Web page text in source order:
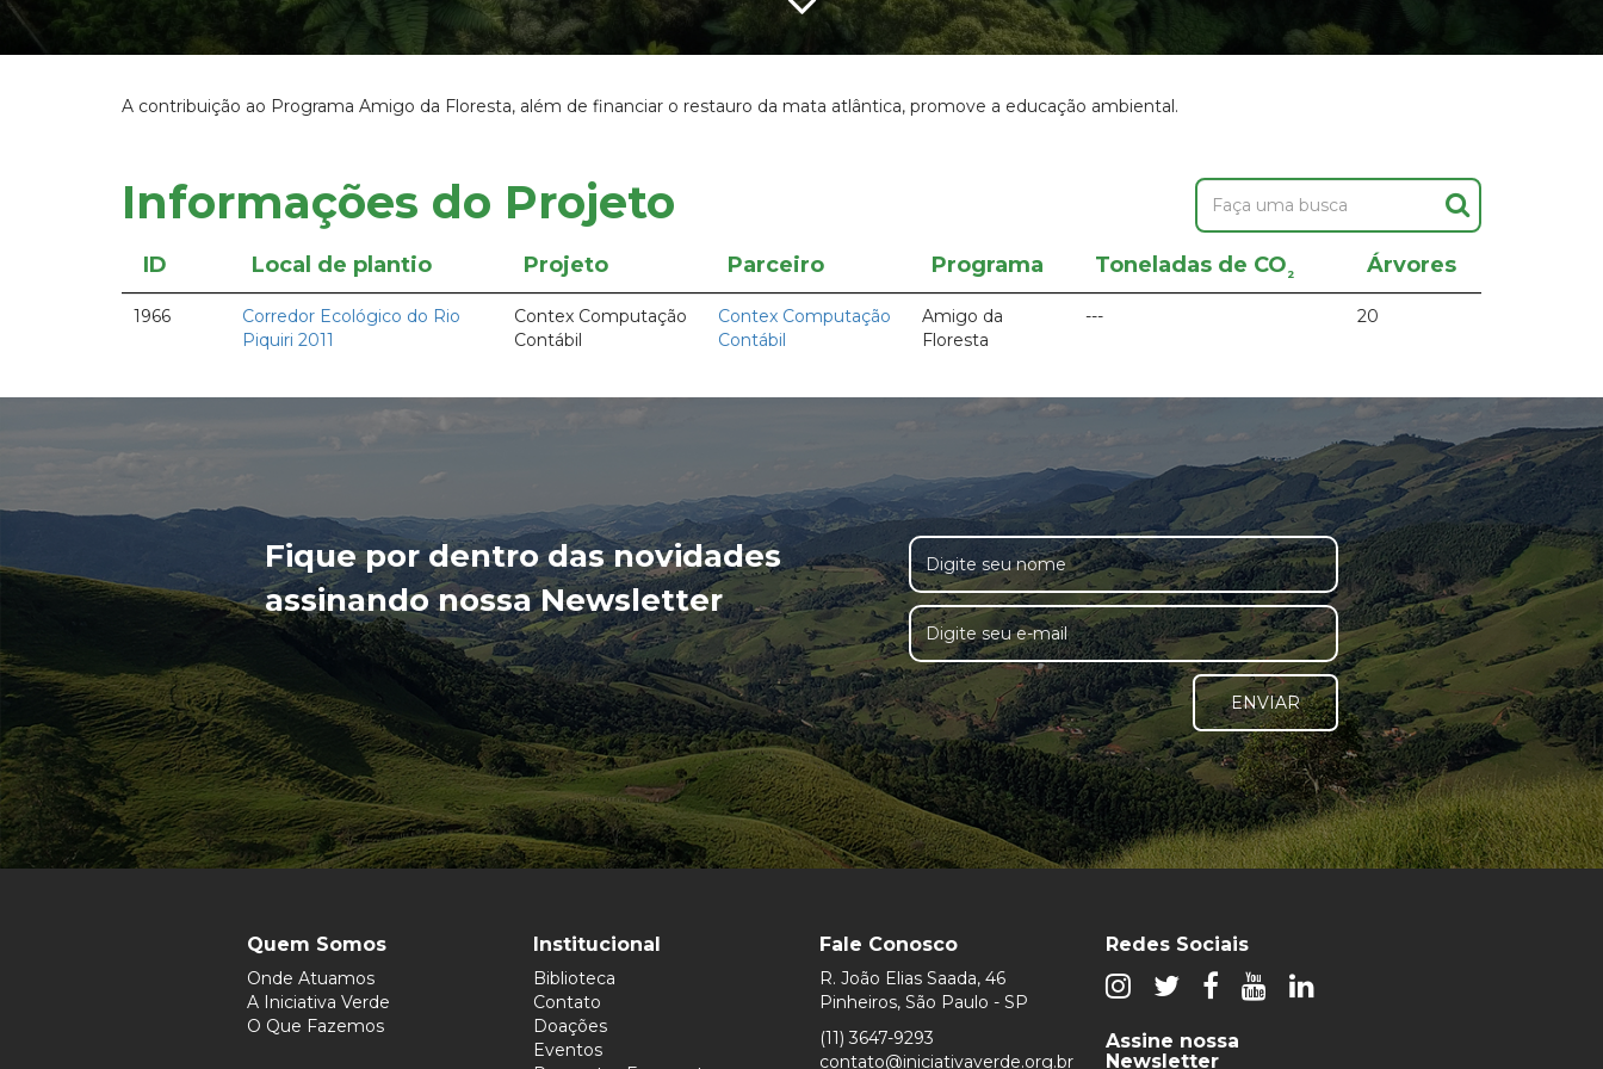
A contribuição ao Programa Amigo da Floresta, além de financiar o restauro da mata atlântica, promove a educação ambiental.
Informações do Projeto
ID Local de plantio Projeto Parceiro Programa Toneladas de CO² Árvores
1966
Corredor Ecológico do Rio
Piquiri 2011
Contex Computação
Contábil
Contex Computação
Contábil
Amigo da
Floresta
--- 20
Fique por dentro das novidades
assinando nossa Newsletter
ENVIAR
Quem Somos
Onde Atuamos
A Iniciativa Verde
O Que Fazemos
Institucional
Biblioteca
Contato
Doações
Eventos
Fale Conosco
R. João Elias Saada, 46
Pinheiros, São Paulo - SP
(11) 3647-9293
contato@iniciativaverde.org.br
Redes Sociais
Assine nossa
Newsletter